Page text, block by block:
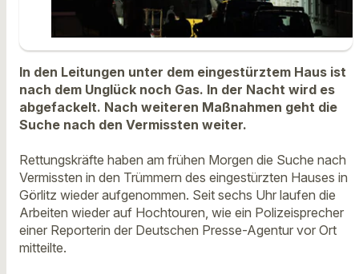
In den Leitungen unter dem eingestürztem Haus ist
nach dem Unglück noch Gas. In der Nacht wird es
abgefackelt. Nach weiteren Maßnahmen geht die
Suche nach den Vermissten weiter.
Rettungskräfte haben am frühen Morgen die Suche nach
Vermissten in den Trümmern des eingestürzten Hauses in
Görlitz wieder aufgenommen. Seit sechs Uhr laufen die
Arbeiten wieder auf Hochtouren, wie ein Polizeisprecher
einer Reporterin der Deutschen Presse-Agentur vor Ort
mitteilte.